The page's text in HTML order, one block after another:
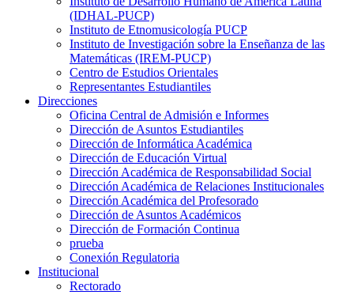
(IDHAL-PUCP)
Instituto de Etnomusicología PUCP
Instituto de Investigación sobre la Enseñanza de las
Matemáticas (IREM-PUCP)
Centro de Estudios Orientales
Representantes Estudiantiles
Direcciones
Oficina Central de Admisión e Informes
Dirección de Asuntos Estudiantiles
Dirección de Informática Académica
Dirección de Educación Virtual
Dirección Académica de Responsabilidad Social
Dirección Académica de Relaciones Institucionales
Dirección Académica del Profesorado
Dirección de Asuntos Académicos
Dirección de Formación Continua
prueba
Conexión Regulatoria
Institucional
Rectorado